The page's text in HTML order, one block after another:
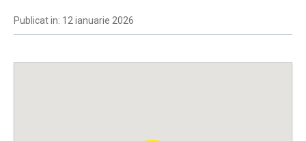
Publicat in: 12 ianuarie 2026